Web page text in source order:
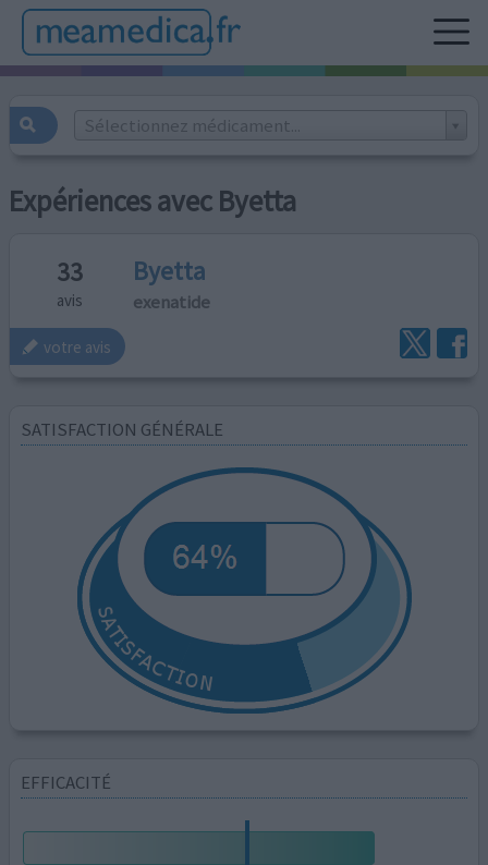
Sélectionnez médicament...
Expériences avec Byetta
33
avis
Byetta
exenatide
votre avis
SATISFACTION GÉNÉRALE
EFFICACITÉ